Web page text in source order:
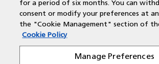
Voor alle regio's zijn wij bereikbaar via:
T: 088 210 55 60
E: customercare@rbc-nederland.com
for a period of six months. You can
consent or modify your preferences at
the "Cookie Management" section of
Cookie Policy
Manage Preferences